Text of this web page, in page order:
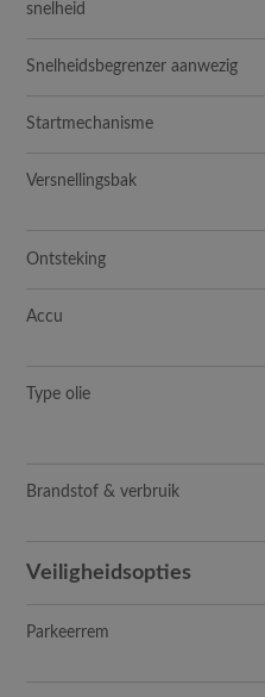
snelheid
Snelheidsbegrenzer aanwezig
Startmechanisme
Versnellingsbak
Ontsteking
Accu
Type olie
Brandstof & verbruik
Veiligheidsopties
Parkeerrem